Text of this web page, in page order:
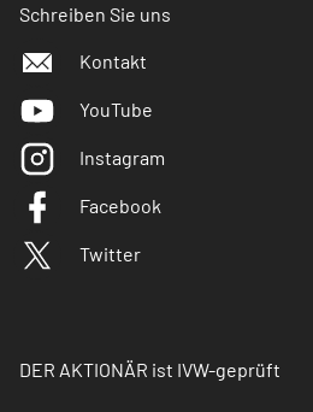
Schreiben Sie uns
Kontakt
YouTube
Instagram
Facebook
Twitter
DER AKTIONÄR ist IVW-geprüft